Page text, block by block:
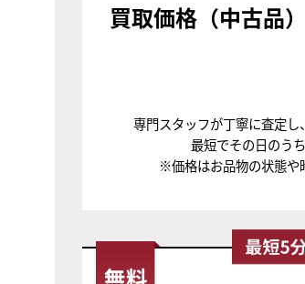
買取価格（中古品
専門スタッフが丁寧に査定
最短でその日のう
※価格はお品物の状態や